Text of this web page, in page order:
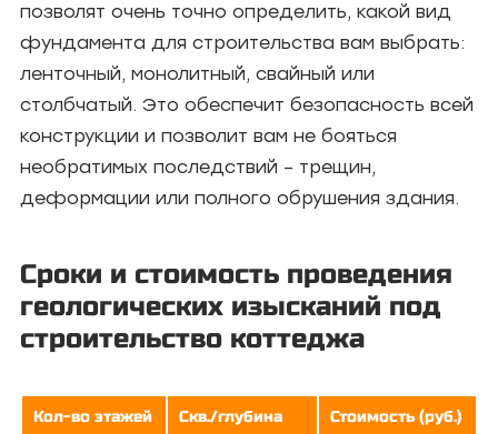
позволят очень точно определить, какой вид
фундамента для строительства вам выбрать:
ленточный, монолитный, свайный или
столбчатый. Это обеспечит безопасность всей
конструкции и позволит вам не бояться
необратимых последствий – трещин,
деформации или полного обрушения здания.
Сроки и стоимость проведения
геологических изысканий под
строительство коттеджа
Кол-во этажей Скв./глубина Стоимость (руб.)